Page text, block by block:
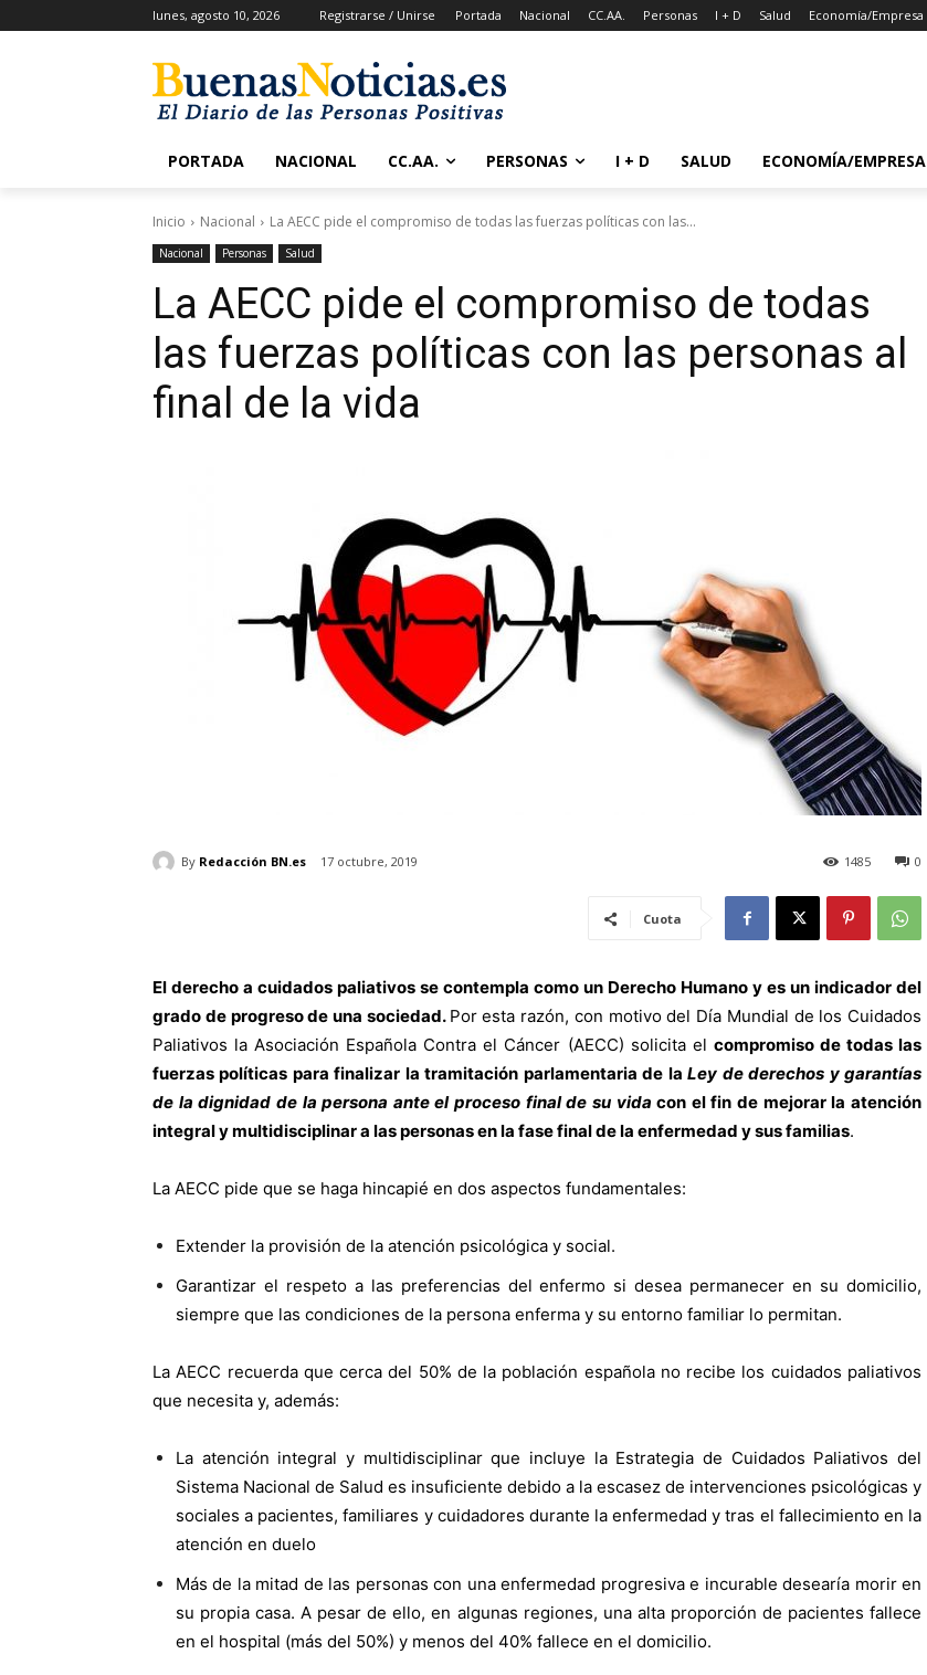
lunes, agosto 10, 2026 Registrarse / Unirse Portada Nacional CC.AA. Personas I + D Salud Economía/Empresa
PORTADA NACIONAL CC.AA. PERSONAS I + D SALUD ECONOMÍA/EMPRESA
Inicio Nacional La AECC pide el compromiso de todas las fuerzas políticas con las...
Nacional Personas Salud
La AECC pide el compromiso de todas
las fuerzas políticas con las personas al
final de la vida
By Redacción BN.es 17 octubre, 2019 0
1485
Cuota
El derecho a cuidados paliativos se contempla como un Derecho Humano y es un indicador del
grado de progreso de una sociedad. Por esta razón, con motivo del Día Mundial de los Cuidados
Paliativos la Asociación Española Contra el Cáncer (AECC) solicita el compromiso de todas las
fuerzas políticas para finalizar la tramitación parlamentaria de laLey de derechos y garantías
de la dignidad de la persona ante el proceso final de su vidacon el fin de mejorar la atención
integral y multidisciplinar a las personas en la fase final de la enfermedad y sus familias.
La AECC pide que se haga hincapié en dos aspectos fundamentales:
Extender la provisión de la atención psicológica y social.
Garantizar el respeto a las preferencias del enfermo si desea permanecer en su domicilio,
siempre que las condiciones de la persona enferma y su entorno familiar lo permitan.
La AECC recuerda que cerca del 50% de la población española no recibe los cuidados paliativos
que necesita y, además:
La atención integral y multidisciplinar que incluye la Estrategia de Cuidados Paliativos del
Sistema Nacional de Salud es insuficiente debido a la escasez de intervenciones psicológicas y
sociales a pacientes, familiares y cuidadores durante la enfermedad y tras el fallecimiento en la
atención en duelo
Más de la mitad de las personas con una enfermedad progresiva e incurable desearía morir en
su propia casa. A pesar de ello, en algunas regiones, una alta proporción de pacientes fallece
en el hospital (más del 50%) y menos del 40% fallece en el domicilio.